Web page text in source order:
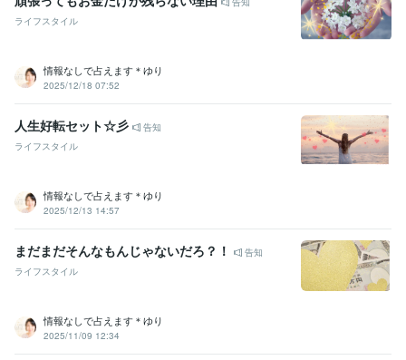
受賞歴
ココナラ★ゴールドランク ココナラ★
資格・検定
パワーストーンセラピスト 取得年 : 2016年
カラーセラピスト 取得年 : 2017年
普通自動車第一種運転免許
悩み相談・カウンセリング
き パワーストーンのご提案
電話相談サービス お悩み相談 話し相手
占い 数秘術鑑定 オラクルカード
数秘術鑑定 オラクルカード
ライフスタイル
情報なしで占えます＊ゆり
2025/12/18 07:52
人生好転セット☆彡
告知
ライフスタイル
情報なしで占えます＊ゆり
2025/12/13 14:57
まだまだそんなもんじゃないだろ？！
告知
ライフスタイル
情報なしで占えます＊ゆり
2025/11/09 12:34